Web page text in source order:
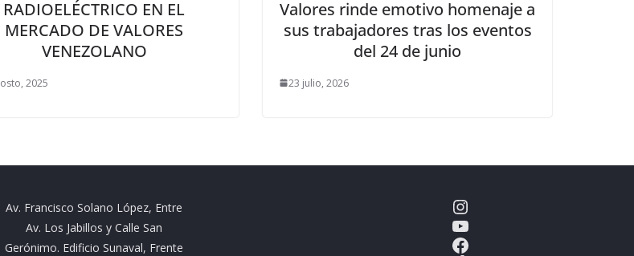
RADIOELÉCTRICO EN EL
MERCADO DE VALORES
VENEZOLANO
2025
Valores rinde emotivo homenaje a
sus trabajadores tras los eventos
del 24 de junio
23 julio, 2026
Av. Francisco Solano López, Entre
Av. Los Jabillos y Calle San
Gerónimo. Edificio Sunaval, Frente